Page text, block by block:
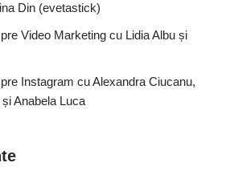
Din (evetastick)
Video Marketing cu Lidia Albu și
Instagram cu Alexandra Ciucanu,
Anabela Luca